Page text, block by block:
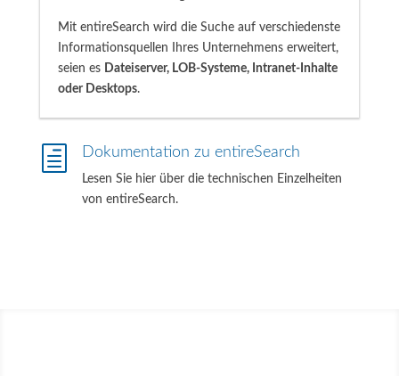
Mit entireSearch wird die Suche auf verschiedenste
Informationsquellen Ihres Unternehmens erweitert,
seien es Dateiserver, LOB-Systeme, Intranet-Inhalte
oder Desktops.
h Dokumentation zu entireSearch
Lesen Sie hier über die technischen Einzelheiten
von entireSearch.